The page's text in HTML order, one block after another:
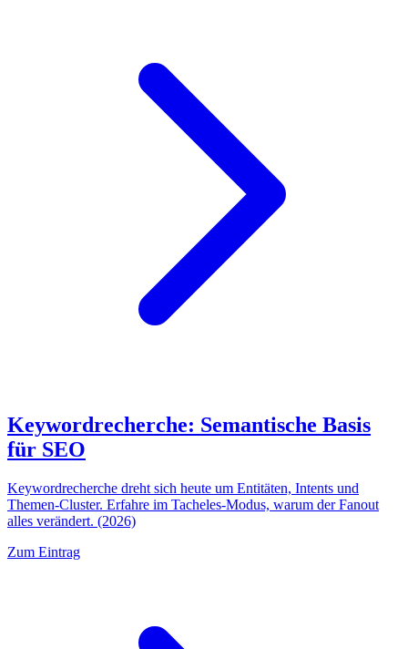
Keywordrecherche: Semantische Basis
für SEO
Keywordrecherche dreht sich heute um Entitäten, Intents und
Themen-Cluster. Erfahre im Tacheles-Modus, warum der Fanout
alles verändert. (2026)
Zum Eintrag